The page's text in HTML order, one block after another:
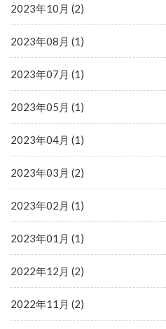
2023年10月 (2)
2023年08月 (1)
2023年07月 (1)
2023年05月 (1)
2023年04月 (1)
2023年03月 (2)
2023年02月 (1)
2023年01月 (1)
2022年12月 (2)
2022年11月 (2)